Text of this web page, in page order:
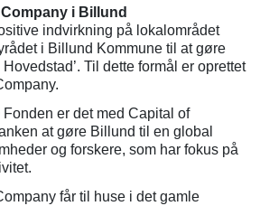
i Billund
indvirkning på lokalområdet
i Billund Kommune til at gøre
Til dette formål er oprettet
Fonden er det med Capital of
at gøre Billund til en global
og forskere, som har fokus på
får til huse i det gamle